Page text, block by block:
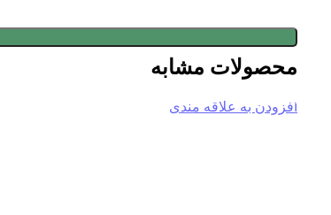
محصولات مشابه
افزودن به علاقه مندی